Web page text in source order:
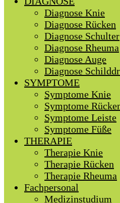
Diagnose Knie
Diagnose Rücken
Diagnose Schulter
Diagnose Rheuma
Diagnose Auge
Diagnose
SYMPTOME
Symptome Knie
Symptome
Symptome Leiste
Symptome Füße
THERAPIE
Therapie Knie
Therapie Rücken
Therapie Rheuma
Fachpersonal
Medizinstudium